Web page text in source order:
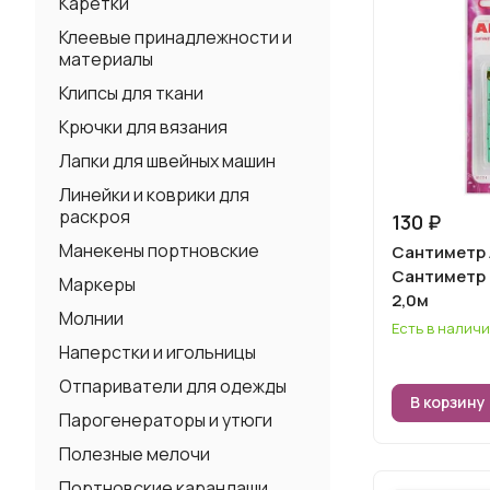
130 ₽
Сантиметр
Сантиметр
2,0м
Есть в
В корзину
Клеевые принадлежности и
материалы
Клипсы для ткани
Крючки для вязания
Лапки для швейных машин
Линейки и коврики для
раскроя
Манекены портновские
Маркеры
Молнии
Наперстки и игольницы
Отпариватели для одежды
Парогенераторы и утюги
Полезные мелочи